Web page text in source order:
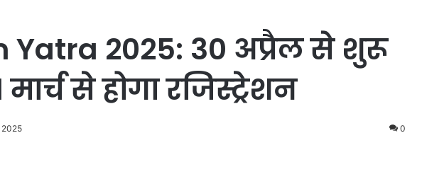
Yatra 2025: 30 अप्रैल से शुरू
मार्च से होगा रजिस्ट्रेशन
2025 0